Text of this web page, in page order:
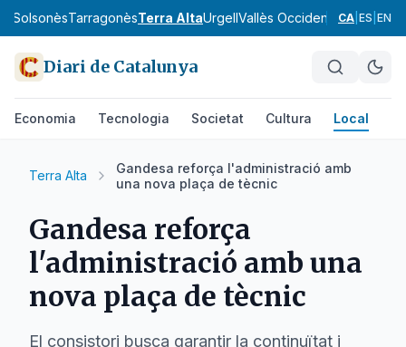
SolsonèsTarragonèsTerra AltaUrgellVallès OccidentalVallès
CA ES EN
Diari de Catalunya
Economia Tecnologia Societat Cultura Local
Terra Alta
Gandesa reforça l'administració amb
una nova plaça de tècnic
Gandesa reforça
l'administració amb una
nova plaça de tècnic
El consistori busca garantir la continuïtat i